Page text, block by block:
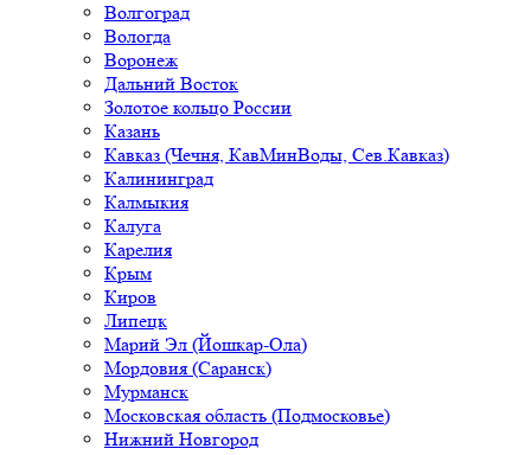
Волгоград
Вологда
Воронеж
Дальний Восток
Золотое кольцо России
Казань
Кавказ (Чечня, КавМинВоды, Сев.Кавказ)
Калининград
Калмыкия
Калуга
Карелия
Крым
Киров
Липецк
Марий Эл (Йошкар-Ола)
Мордовия (Саранск)
Мурманск
Московская область (Подмосковье)
Нижний Новгород